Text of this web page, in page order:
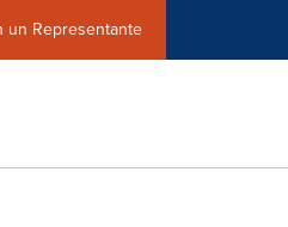
un Representante